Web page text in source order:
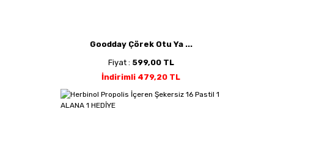
Goodday Çörek Otu Ya ...
Fiyat : 599,00 TL
İndirimli 479,20 TL